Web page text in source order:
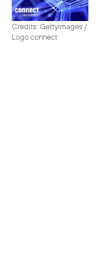
Credits: Gettyimages /
Logo connect